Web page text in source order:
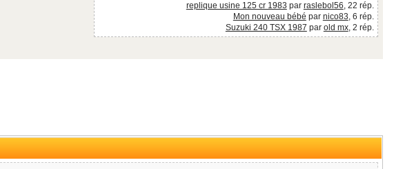
replique usine 125 cr 1983 par raslebol56, 22 rép.
Mon nouveau bébé par nico83, 6 rép.
Suzuki 240 TSX 1987 par old mx, 2 rép.